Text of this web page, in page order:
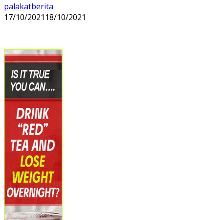
palakatberita
17/10/2021 18/10/2021